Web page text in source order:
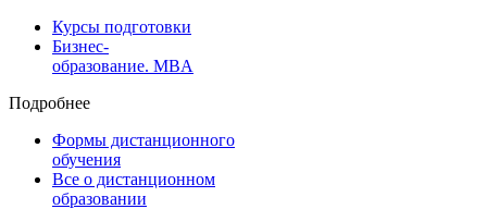
Курсы подготовки
Бизнес-
образование. MBA
Подробнее
Формы дистанционного
обучения
Все о дистанционном
образовании